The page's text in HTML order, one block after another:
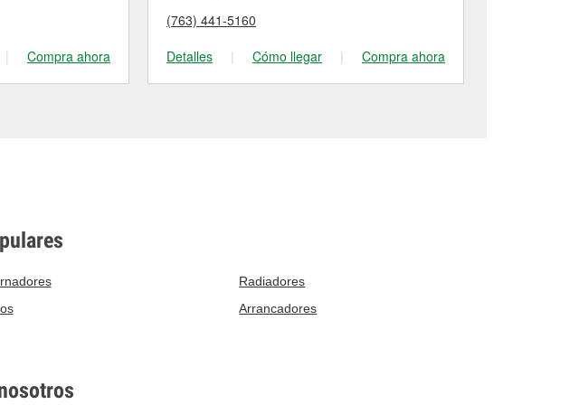
| Compra ahora
(763) 441-5160
Detalles
| Cómo llegar | Compra ahora
Radiadores
Arrancadores